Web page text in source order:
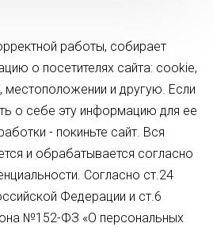
работы, собирает
о посетителях сайта: cookie,
и другую. Если
о себе эту информацию для ее
- покиньте сайт. Вся
и обрабатывается согласно
Согласно ст.24
Федерации и ст.6
№152-ФЗ «О персональных